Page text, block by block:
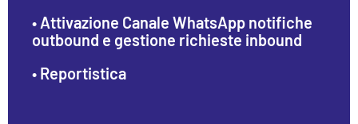
• Attivazione Canale WhatsApp notifiche
outbound e gestione richieste inbound
• Reportistica